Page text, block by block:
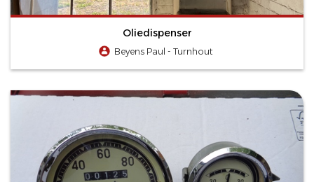
Oliedispenser
Beyens Paul - Turnhout